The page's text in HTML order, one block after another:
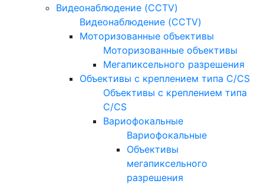
Видеонаблюдение (CCTV)
Видеонаблюдение (CCTV)
Моторизованные объективы
Моторизованные объективы
Мегапиксельного разрешения
Объективы с креплением типа C/CS
Объективы с креплением типа
C/CS
Вариофокальные
Вариофокальные
Объективы
мегапиксельного
разрешения